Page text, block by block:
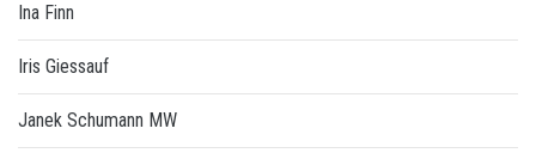
Ina Finn
Iris Giessauf
Janek Schumann MW